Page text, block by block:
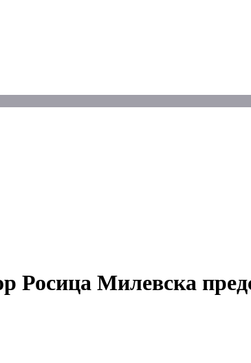
Росица Милевска